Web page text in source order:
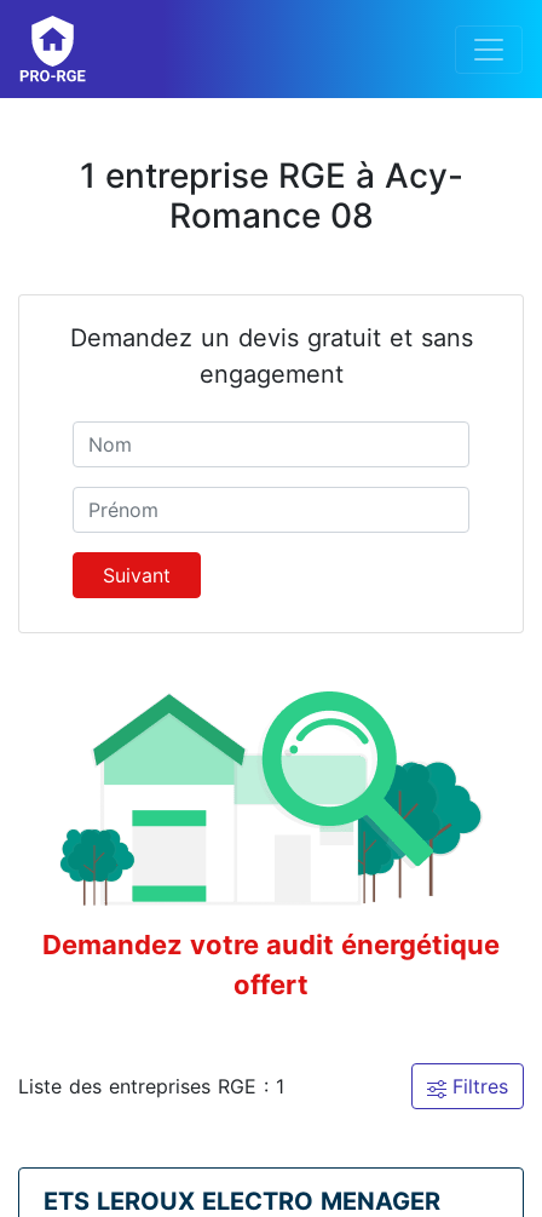
1 entreprise RGE à Acy-
Romance 08
Demandez un devis gratuit et sans
engagement
Prénom
Suivant
Demandez votre audit énergétique
offert
Liste des entreprises RGE : 1 Filtres
ETS LEROUX ELECTRO MENAGER